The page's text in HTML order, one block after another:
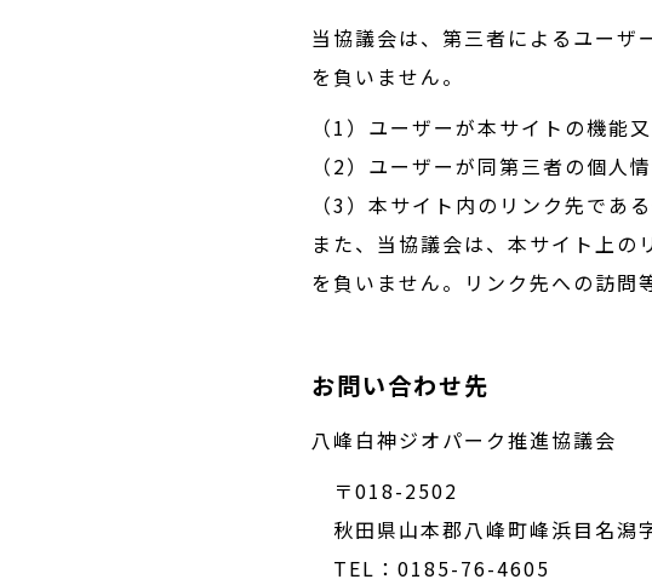
当協議会は、第三者によるユーザ
を負いません。
（1）ユーザーが本サイトの機能
（2）ユーザーが同第三者の個人
（3）本サイト内のリンク先であ
また、当協議会は、本サイト上
を負いません。リンク先への訪問
お問い合わせ先
八峰白神ジオパーク推進協議会
〒018-2502
秋田県山本郡八峰町峰浜目名潟
TEL：0185-76-4605